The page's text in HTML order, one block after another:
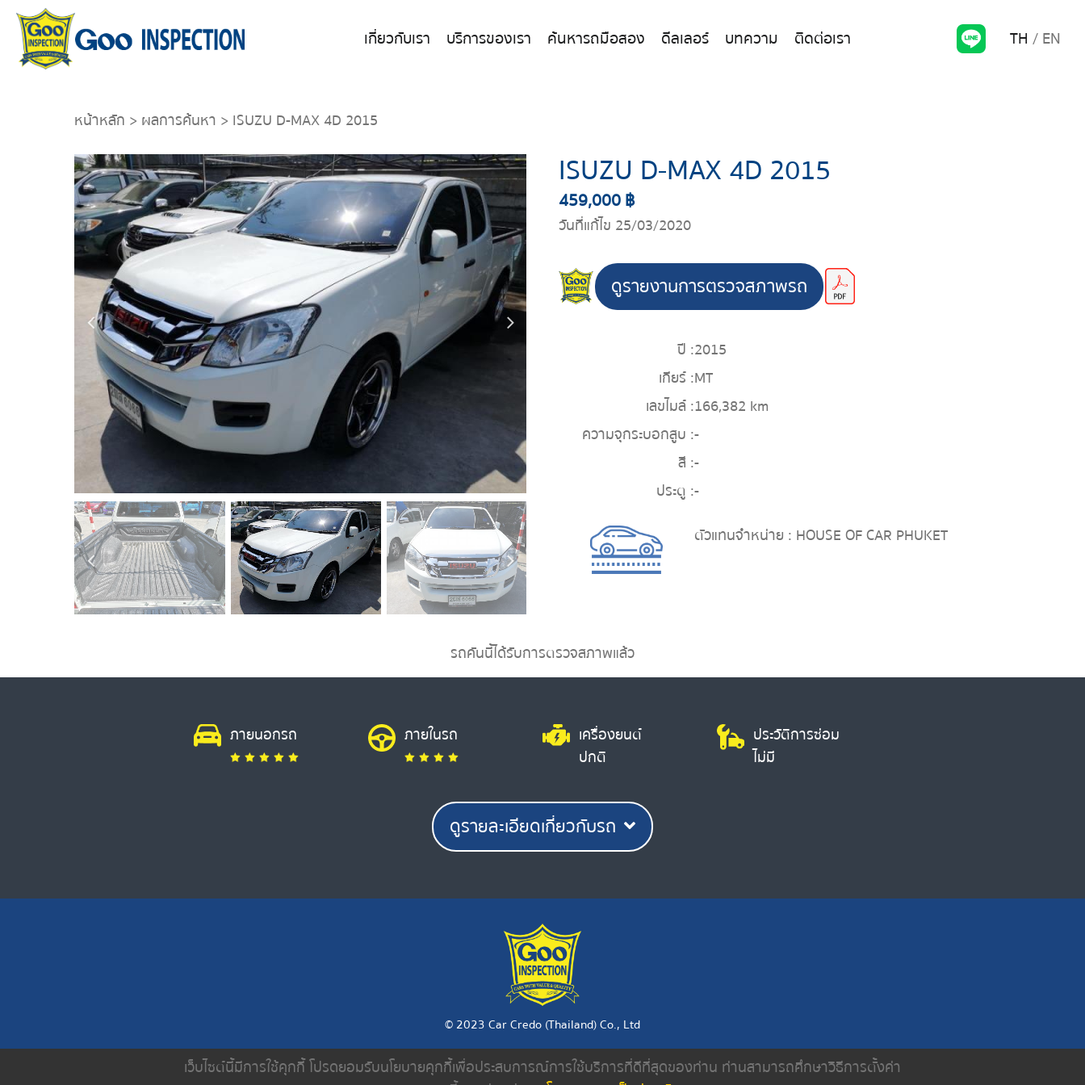
เกี่ยวกับเรา บริการของเรา ค้นหารถมือสอง ดีลเลอร์ บทความ ติดต่อเรา TH EN
หน้าหลัก > ผลการค้นหา > ISUZU D-MAX 4D 2015
ISUZU D-MAX 4D 2015
459,000 ฿
วันที่แก้ไข 25/03/2020
ดูรายงานการตรวจสภาพรถ
ปี :2015
เกียร์ :MT
เลขไมล์ :166,382 km
ความจุกระบอกสูบ :-
สี :-
ประตู :-
ตัวแทนจำหน่าย : HOUSE OF CAR PHUKET
รถคันนี้ได้รับการตรวจสภาพแล้ว
ภายนอกรถ ภายในรถ
เครื่องยนต์
ปกติ
ประวัติการซ่อม
ไม่มี
ดูรายละเอียดเกี่ยวกับรถ
© 2023 Car Credo (Thailand) Co., Ltd
เกี่ยวกับเรา บริการของเรา ค้นหารถมือสอง ดีลเลอร์ บทความ ติดต่อเรา นโยบายความเป็นส่วนตัว
เว็บไซต์นี้มีการใช้คุกกี้ โปรดยอมรับนโยบายคุกกี้เพื่อประสบการณ์การใช้บริการที่ดีที่สุดของท่าน ท่านสามารถศึกษาวิธีการตั้งค่า